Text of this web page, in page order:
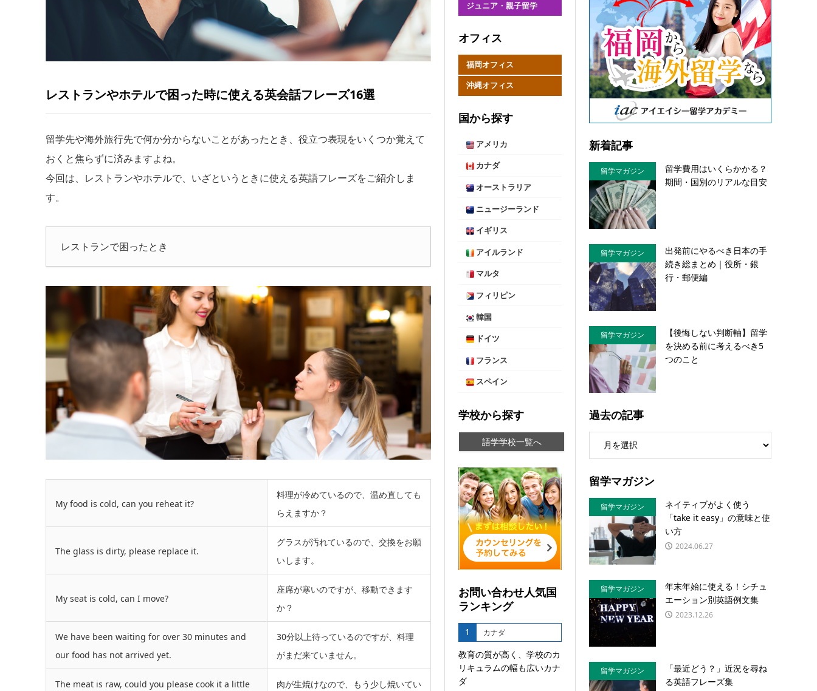
レストランやホテルで困った時に使える英会話フレーズ16選
留学先や海外旅行先で何か分からないことがあったとき、役立つ表現をいくつか覚えて
おくと焦らずに済みますよね。
今回は、レストランやホテルで、いざというときに使える英語フレーズをご紹介しま
す。
レストランで困ったとき
My food is cold, can you reheat it?
料理が冷めているので、温め直しても
らえますか？
The glass is dirty, please replace it.
グラスが汚れているので、交換をお願
いします。
My seat is cold, can I move?
座席が寒いのですが、移動できます
か？
We have been waiting for over 30 minutes and
our food has not arrived yet.
30分以上待っているのですが、料理
がまだ来ていません。
The meat is raw, could you please cook it a little
肉が生焼けなので、もう少し焼いてい
ジュニア・親子留学
オフィス
福岡オフィス
沖縄オフィス
国から探す
アメリカ
カナダ
オーストラリア
ニュージーランド
イギリス
アイルランド
マルタ
フィリピン
韓国
ドイツ
フランス
スペイン
学校から探す
語学学校一覧へ
お問い合わせ人気国
ランキング
1 カナダ
教育の質が高く、学校のカ
リキュラムの幅も広いカナ
ダ
新着記事
留学マガジン
留学費用はいくらかかる？
期間・国別のリアルな目安
留学マガジン
出発前にやるべき日本の手
続き総まとめ｜役所・銀
行・郵便編
留学マガジン
【後悔しない判断軸】留学
を決める前に考えるべき5
つのこと
過去の記事
留学マガジン
留学マガジン
ネイティブがよく使う
「take it easy」の意味と使
い方
2024.06.27
留学マガジン
年末年始に使える！シチュ
エーション別英語例文集
2023.12.26
留学マガジン
「最近どう？」近況を尋ね
る英語フレーズ集